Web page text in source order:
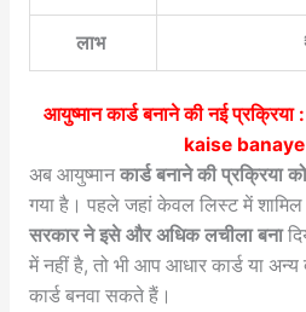
लाभ
आयुष्मान कार्ड बनाने की नई प्रक्रिया :
kaise
अब आयुष्मानकार्ड बनाने की प्रक्रिया
गया है। पहले जहां केवल लिस्ट में
सरकार ने इसे और अधिक लचीला बना
में नहीं है, तो भी आप आधार कार्ड या
कार्ड बनवा सकते हैं।